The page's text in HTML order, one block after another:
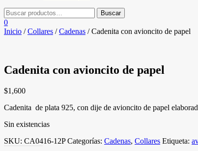
0
Inicio /Collares /Cadenas / Cadenita con avioncito de papel
Cadenita con avioncito de papel
$1,600
Cadenita de plata 925, con dije de avioncito de papel
Sin existencias
SKU: CA0416-12P Categorías: Cadenas, Collares Etiqueta: